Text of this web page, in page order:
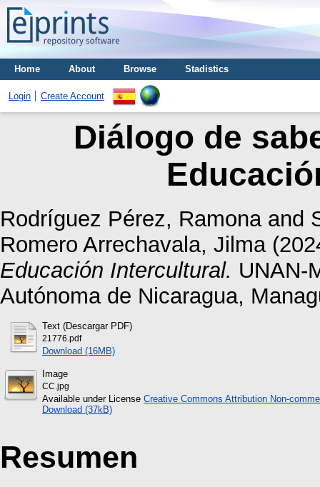
Home About Browse Stadistics
Login Create Account
Diálogo de
Rodríguez Pérez, Ramonaand
Romero Arrechavala, Jilma
Educación Intercultural. UNAN-
Autónoma de Nicaragua,
Text (Descargar PDF)
21776.pdf
Download (16MB)
Image
CC.jpg
Available under License Creative Commons Attribution Non-
Download (37kB)
Resumen